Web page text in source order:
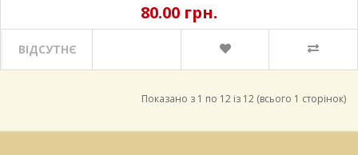
80.00 грн.
ВІДСУТНЄ
Показано з 1 по 12 із 12 (всього 1 сторінок)